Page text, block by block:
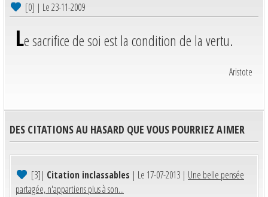
[0] | Le 23-11-2009
Le sacrifice de soi est la condition de la vertu.
Aristote
DES CITATIONS AU HASARD QUE VOUS POURRIEZ AIMER
[3]| Citation inclassables | Le 17-07-2013 | Une belle pensée
partagée, n'appartiens plus à son...